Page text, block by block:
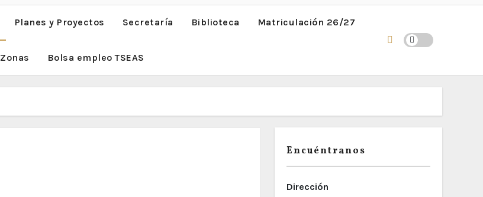
Planes y Proyectos Secretaría Biblioteca Matriculación 26/27
Zonas Bolsa empleo TSEAS
Encuéntranos
Dirección